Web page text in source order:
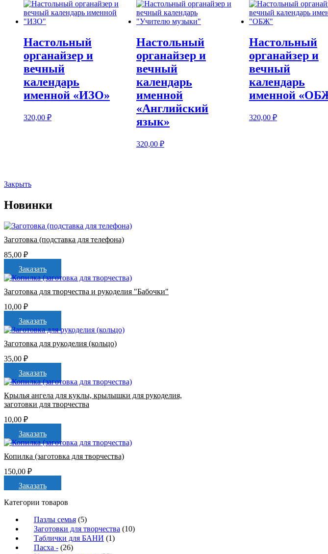
Настольный
органайзер и
вечный
календарь
именной «ИЗО»
320,00 ₽
Настольный
органайзер и
вечный
календарь
именной
«Английский
язык»
320,00 ₽
Настольный
органайзер и
вечный
календарь
именной
320,00 ₽
Закрыть
Новинки
Заготовка (подставка для телефона)
85,00 ₽
Заказать
Заготовка для творчества и рукоделия "Бабочки"
10,00 ₽
Заказать
Заготовка для рукоделия (кольцо)
35,00 ₽
Заказать
Крылья ангела для куклы, крылышки для рукоделия,
заготовки для творчества
10,00 ₽
Заказать
Копилка (заготовка для творчества)
150,00 ₽
Заказать
Категории товаров
Пазлы семья (5)
Заготовки для творчества (10)
Таблички для БАНИ (1)
Пасха - (26)